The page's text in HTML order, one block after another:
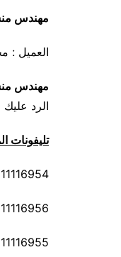
مهندس
العميل :
مهندس
الرد عليك
تليفونات
– 01211116955
– 01211116958
– 01211116962